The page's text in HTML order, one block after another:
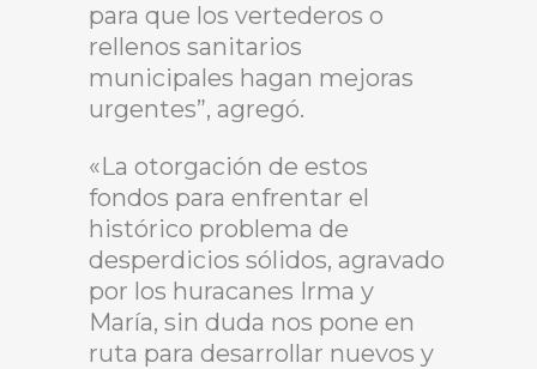
para que los vertederos o
rellenos sanitarios
municipales hagan mejoras
urgentes”, agregó.
«La otorgación de estos
fondos para enfrentar el
histórico problema de
desperdicios sólidos, agravado
por los huracanes Irma y
María, sin duda nos pone en
ruta para desarrollar nuevos y